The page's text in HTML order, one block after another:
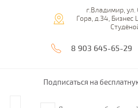
г.Владимир, ул.
Гора, д.34, Бизнес
8 903 645-65-29
Подписаться на